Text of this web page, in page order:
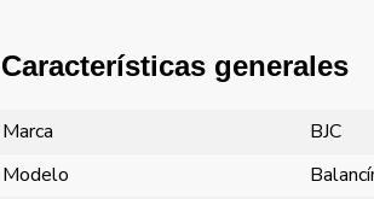
Características generales
Marca
BJC
Modelo